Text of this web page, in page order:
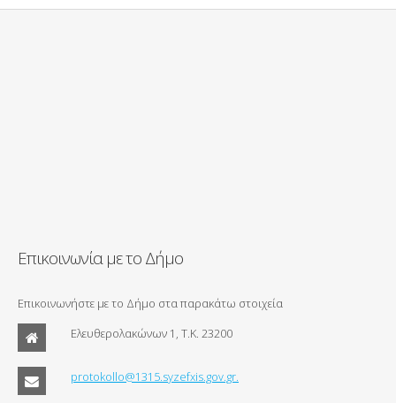
Επικοινωνία με το Δήμο
Επικοινωνήστε με το Δήμο στα παρακάτω στοιχεία
Ελευθερολακώνων 1, Τ.Κ. 23200
protokollo@1315.syzefxis.gov.gr.